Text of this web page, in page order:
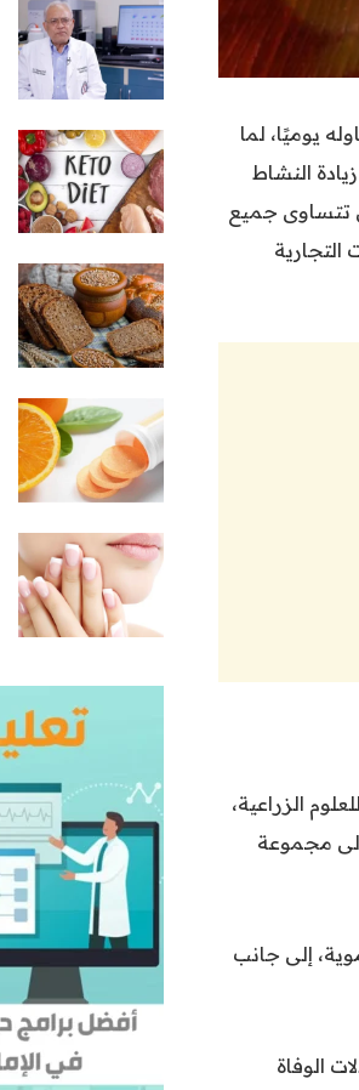
يوميًا، لما
النشاط
تتساوى جميع
التجارية
الزراعية،
مجموعة
إلى جانب
الوفاة